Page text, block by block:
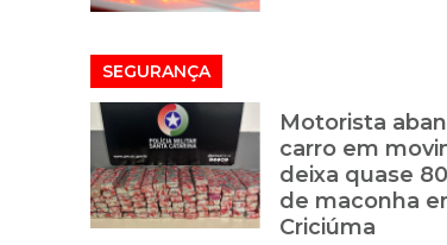
SEGURANÇA
Motorista
carro em
deixa quase
de maconha
Criciúma